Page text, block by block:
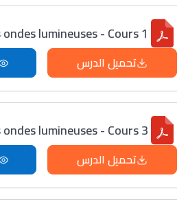
lumineuses - Cours 1
تحميل الدرس
lumineuses - Cours 3
تحميل الدرس